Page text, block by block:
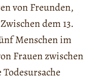
von Freunden,
dem 13.
Menschen im
Frauen zwischen